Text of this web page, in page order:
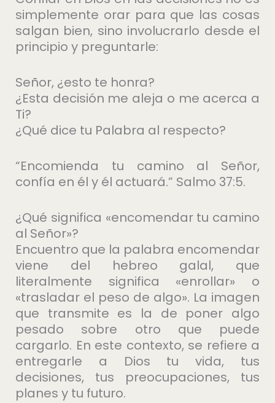
simplemente orar para que las cosas
salgan bien, sino involucrarlo desde el
principio y preguntarle:
Señor, ¿esto te honra?
¿Esta decisión me aleja o me acerca a
Ti?
¿Qué dice tu Palabra al respecto?
“Encomienda tu camino al Señor,
confía en él y él actuará.” Salmo 37:5.
¿Qué significa «encomendar tu camino
al Señor»?
Encuentro que la palabra encomendar
viene del hebreo galal, que
literalmente significa «enrollar» o
«trasladar el peso de algo». La imagen
que transmite es la de poner algo
pesado sobre otro que puede
cargarlo. En este contexto, se refiere a
entregarle a Dios tu vida, tus
decisiones, tus preocupaciones, tus
planes y tu futuro.